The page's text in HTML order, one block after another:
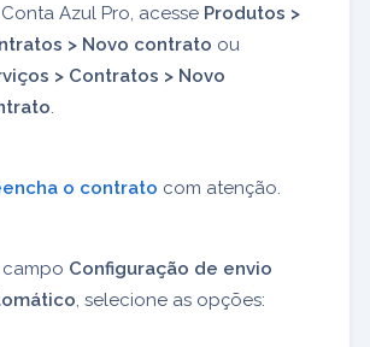
Azul Pro, acesse Produtos >
> Novo contrato ou
> Contratos > Novo
o contrato com atenção.
campo Configuração de envio
, selecione as opções: